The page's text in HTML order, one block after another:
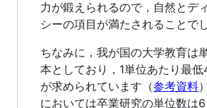
力が鍛えられるので，自然とデ
シーの項目が満たされることで
ちなみに，我が国の大学教育は
本としており，1単位あたり最
が求められています（参考資料
においては卒業研究の単位数は